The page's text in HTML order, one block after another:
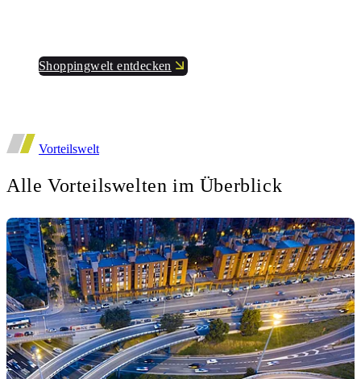
Shoppingwelt entdecken
Vorteilswelt
Alle Vorteilswelten im Überblick